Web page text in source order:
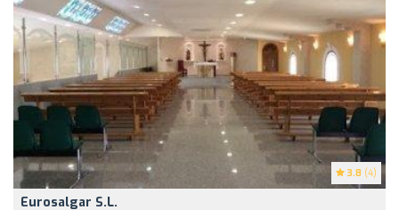
3.8 (4)
Eurosalgar S.l.